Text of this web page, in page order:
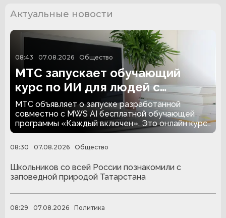
Актуальные новости
08:43 07.08.2026 Общество
МТС запускает обучающий
курс по ИИ для людей с
инвалидностью
МТС объявляет о запуске разработанной
совместно с MWS AI бесплатной обучающей
программы «Каждый включен». Это онлайн курс
по применению ИИ-инструментов в рабочих
задачах и цифровых профессиях для людей с
инвалидностью и особенностями здоровья.
Татарстанцы и участники программы из других
регионов смогут обучиться работе с
нейросетями с нуля – бесплатная регистрация
доступна до 21 августа
08:30 07.08.2026 Общество
Школьников со всей России познакомили с
заповедной природой Татарстана
08:29 07.08.2026 Политика